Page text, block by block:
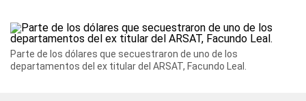
Parte de los dólares que secuestraron de uno de los
departamentos del ex titular del ARSAT, Facundo Leal.